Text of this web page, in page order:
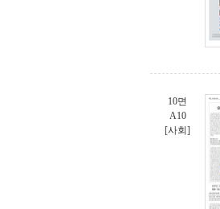
10면
A10
[사회]